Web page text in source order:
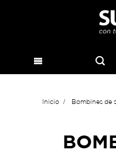
Inicio Bombines de